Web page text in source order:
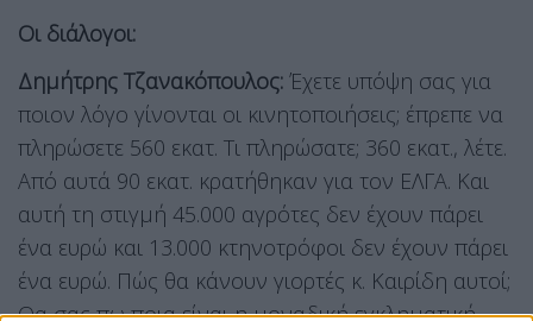
Οι διάλογοι:
Δημήτρης Τζανακόπουλος: Έχετε υπόψη σας για
ποιον λόγο γίνονται οι κινητοποιήσεις; έπρεπε να
πληρώσετε 560 εκατ. Τι πληρώσατε; 360 εκατ., λέτε.
Από αυτά 90 εκατ. κρατήθηκαν για τον ΕΛΓΑ. Και
αυτή τη στιγμή 45.000 αγρότες δεν έχουν πάρει
ένα ευρώ και 13.000 κτηνοτρόφοι δεν έχουν πάρει
ένα ευρώ. Πώς θα κάνουν γιορτές κ. Καιρίδη αυτοί;
Θα σας πω ποια είναι η μοναδική εγκληματική